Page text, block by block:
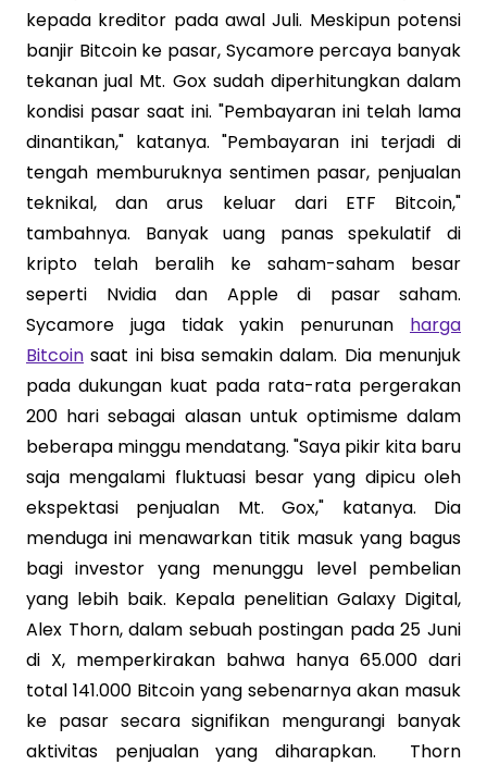
kepada kreditor pada awal Juli. Meskipun potensi
banjir Bitcoin ke pasar, Sycamore percaya banyak
tekanan jual Mt. Gox sudah diperhitungkan dalam
kondisi pasar saat ini. "Pembayaran ini telah lama
dinantikan," katanya. "Pembayaran ini terjadi di
tengah memburuknya sentimen pasar, penjualan
teknikal, dan arus keluar dari ETF Bitcoin,"
tambahnya. Banyak uang panas spekulatif di
kripto telah beralih ke saham-saham besar
seperti Nvidia dan Apple di pasar saham.
Sycamore juga tidak yakin penurunan harga
Bitcoin saat ini bisa semakin dalam. Dia menunjuk
pada dukungan kuat pada rata-rata pergerakan
200 hari sebagai alasan untuk optimisme dalam
beberapa minggu mendatang. "Saya pikir kita baru
saja mengalami fluktuasi besar yang dipicu oleh
ekspektasi penjualan Mt. Gox," katanya. Dia
menduga ini menawarkan titik masuk yang bagus
bagi investor yang menunggu level pembelian
yang lebih baik. Kepala penelitian Galaxy Digital,
Alex Thorn, dalam sebuah postingan pada 25 Juni
di X, memperkirakan bahwa hanya 65.000 dari
total 141.000 Bitcoin yang sebenarnya akan masuk
ke pasar secara signifikan mengurangi banyak
aktivitas penjualan yang diharapkan. Thorn